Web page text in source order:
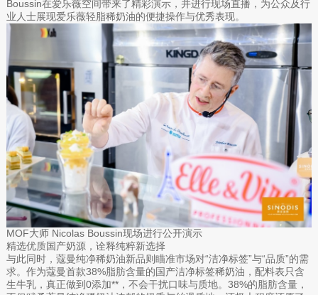
Boussin在爱乐薇空间带来了精彩演示，并进行现场直播，为公众及行
业人士展现爱乐薇轻脂稀奶油的便捷操作与优秀表现。
MOF大师 Nicolas Boussin现场进行公开演示
精选优质国产奶源，诠释纯粹新选择
与此同时，蔻曼纯净稀奶油新品则瞄准市场对“洁净标签”与“品质”的需
求。作为蔻曼首款38%脂肪含量的国产洁净标签稀奶油，配料表只含
生牛乳，真正做到0添加**，不会干扰口味与质地。38%的脂肪含量，